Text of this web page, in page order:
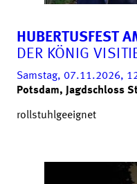
HUBERTUSFEST
DER KÖNIG
Samstag, 07.11.2026,
Potsdam, Jagdschloss
rollstuhlgeeignet